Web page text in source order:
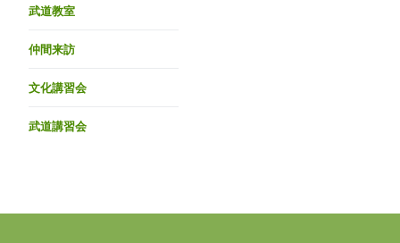
武道教室
仲間来訪
文化講習会
武道講習会